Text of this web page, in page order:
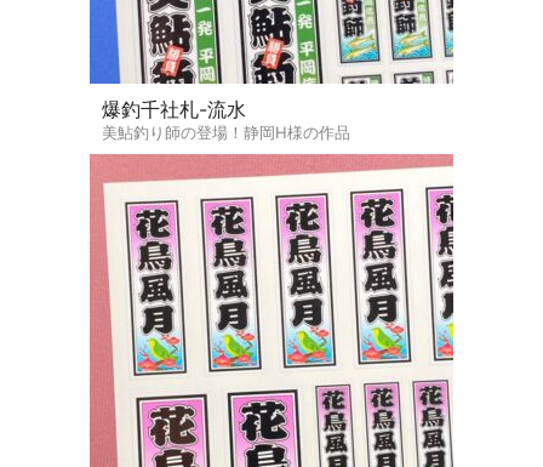
爆釣千社札-流水
美鮎釣り師の登場！静岡H様の作品